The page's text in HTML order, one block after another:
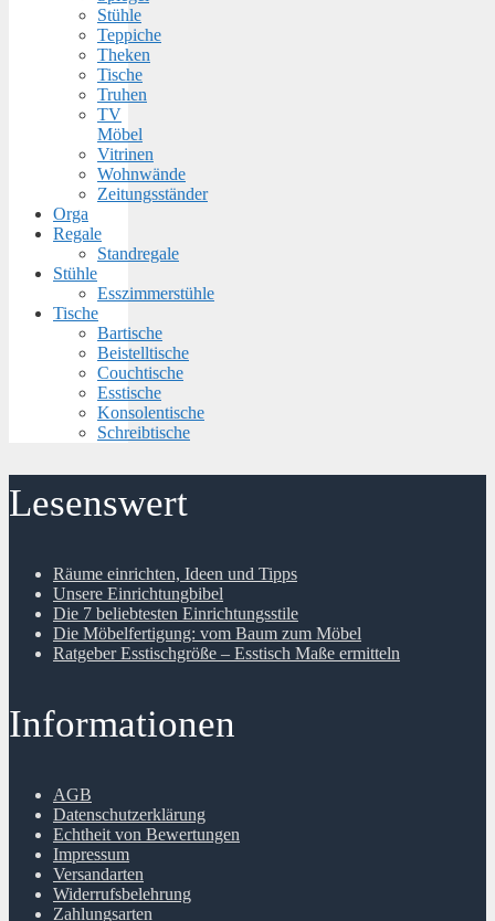
Stühle
Teppiche
Theken
Tische
Truhen
TV
Möbel
Vitrinen
Wohnwände
Zeitungsständer
Orga
Regale
Standregale
Stühle
Esszimmerstühle
Tische
Bartische
Beistelltische
Couchtische
Esstische
Konsolentische
Schreibtische
Lesenswert
Räume einrichten, Ideen und Tipps
Unsere Einrichtungbibel
Die 7 beliebtesten Einrichtungsstile
Die Möbelfertigung: vom Baum zum Möbel
Ratgeber Esstischgröße – Esstisch Maße ermitteln
Informationen
AGB
Datenschutzerklärung
Echtheit von Bewertungen
Impressum
Versandarten
Widerrufsbelehrung
Zahlungsarten